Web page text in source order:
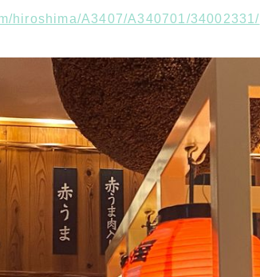
hiroshima/A3407/A340701/34002331/